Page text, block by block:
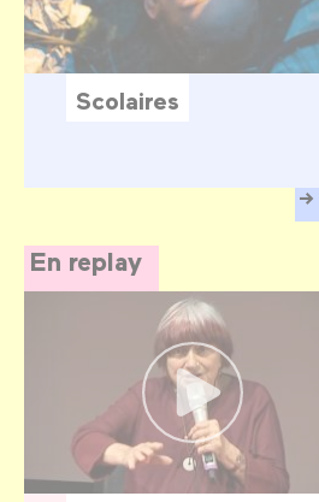
Scolaires
En replay